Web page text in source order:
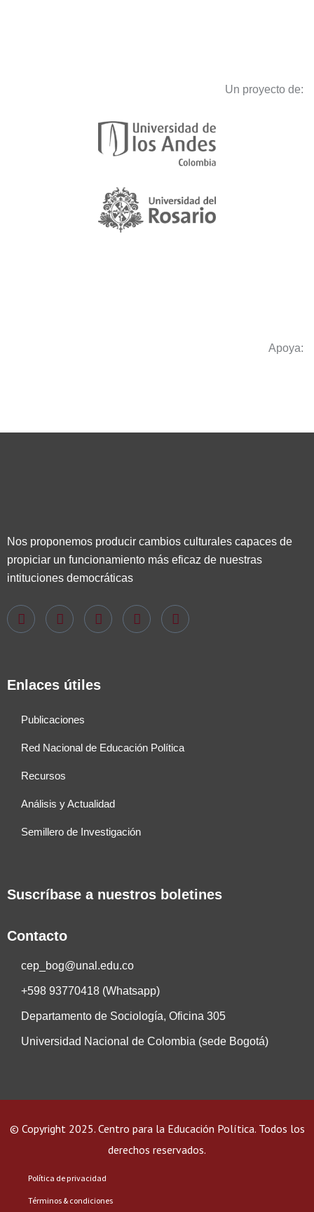
Un proyecto de:
Apoya:
Nos proponemos producir cambios culturales capaces de
propiciar un funcionamiento más eficaz de nuestras
intituciones democráticas
Enlaces útiles
Publicaciones
Red Nacional de Educación Política
Recursos
Análisis y Actualidad
Semillero de Investigación
Suscríbase a nuestros boletines
Contacto
cep_bog@unal.edu.co
+598 93770418 (Whatsapp)
Departamento de Sociología, Oficina 305
Universidad Nacional de Colombia (sede Bogotá)
© Copyright 2025. Centro para la Educación Política.Todos los
derechos reservados.
Política de privacidad
Términos & condiciones